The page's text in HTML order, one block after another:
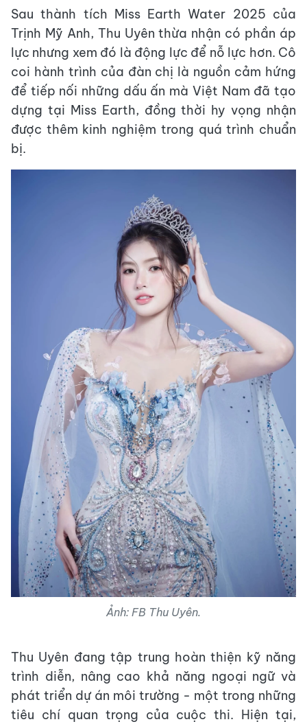
Sau thành tích Miss Earth Water 2025 của
Trịnh Mỹ Anh, Thu Uyên thừa nhận có phần áp
lực nhưng xem đó là động lực để nỗ lực hơn. Cô
coi hành trình của đàn chị là nguồn cảm hứng
để tiếp nối những dấu ấn mà Việt Nam đã tạo
dựng tại Miss Earth, đồng thời hy vọng nhận
được thêm kinh nghiệm trong quá trình chuẩn
bị.
Ảnh: FB Thu Uyên.
Thu Uyên đang tập trung hoàn thiện kỹ năng
trình diễn, nâng cao khả năng ngoại ngữ và
phát triển dự án môi trường - một trong những
tiêu chí quan trọng của cuộc thi. Hiện tại,